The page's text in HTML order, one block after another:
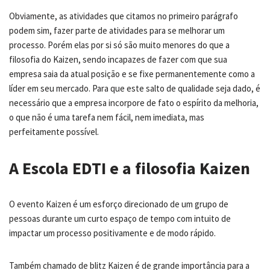
Obviamente, as atividades que citamos no primeiro parágrafo
podem sim, fazer parte de atividades para se melhorar um
processo. Porém elas por si só são muito menores do que a
filosofia do Kaizen, sendo incapazes de fazer com que sua
empresa saia da atual posição e se fixe permanentemente como a
líder em seu mercado. Para que este salto de qualidade seja dado, é
necessário que a empresa incorpore de fato o espírito da melhoria,
o que não é uma tarefa nem fácil, nem imediata, mas
perfeitamente possível.
A Escola EDTI e a filosofia Kaizen
O evento Kaizen é um esforço direcionado de um grupo de
pessoas durante um curto espaço de tempo com intuito de
impactar um processo positivamente e de modo rápido.
Também chamado de blitz Kaizen é de grande importância para a